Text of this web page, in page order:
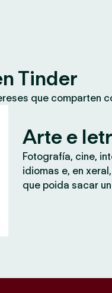
Tinder
que comparten
Arte e
Fotografía, cine,
idiomas e, en
que poida sacar